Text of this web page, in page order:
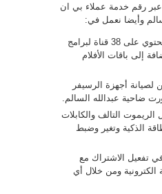
عبر رقم خدمة عملاء بي ان
وأيضا نعمل في:
توفير باقة بيسك والتي تحتوي على 38 قناة لبرامج
إلى باقات الأفلام
لصيانة أجهزة الرسيفر
ضاحية عبدالله السالم.
الريموت التالف والكابلات
الذكية وتغير وضبط
في تفعيل الاشتراك مع
الكترونية ومن خلال أي